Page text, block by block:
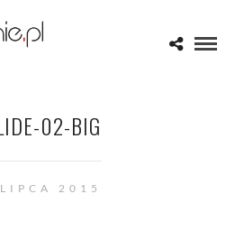
02-BIG
2015